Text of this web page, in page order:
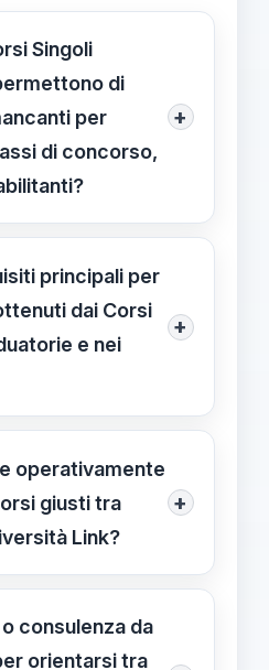
Singoli
di
per
di concorso,
+
agli SSD
di concorso;
rilasciata al
essere
formativo per
e alle GPS, previa
principali per
dai Corsi
e nei
+
dei corsi sia tra
assicurati
CFU sia valida per
classi di concorso
operativamente
giusti tra
Link?
+
e gli SSD
di concorso;
la tua posizione
consulenza da
orientarsi tra